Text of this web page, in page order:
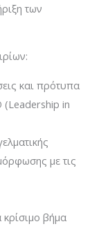
των
και πρότυπα
(Leadership in
με τις
κρίσιμο βήμα